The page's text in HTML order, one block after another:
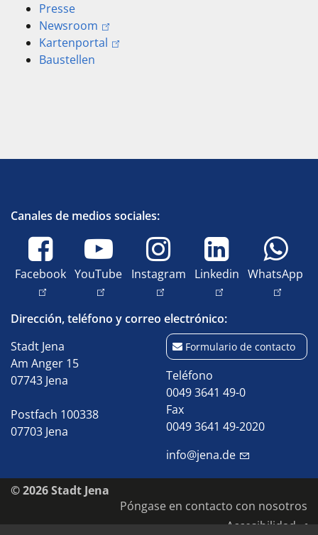
Presse
Newsroom
Kartenportal
Baustellen
Canales de medios sociales:
Facebook YouTube Instagram Linkedin WhatsApp
Dirección, teléfono y correo electrónico:
Stadt Jena
Am Anger 15
07743 Jena
Postfach 100338
07703 Jena
Formulario de contacto
Teléfono
0049 3641 49-0
Fax
0049 3641 49-2020
info@jena.de
© 2026 Stadt Jena
Póngase en contacto con nosotros
Accesibilidad